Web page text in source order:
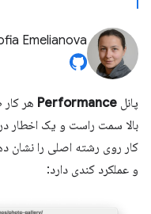
Emelianova
پانل Performance هر
بالا سمت راست و یک اخطار
کار روی رشته اصلی را نشان
و عملکرد کندی دارد: